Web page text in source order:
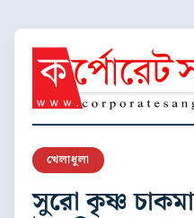
খেলাধুলা
সুরো কৃষ্ণ